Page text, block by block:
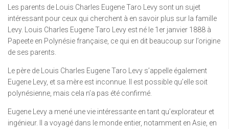
Les parents de Louis Charles Eugene Taro Levy sont un sujet
intéressant pour ceux qui cherchent à en savoir plus sur la famille
Levy. Louis Charles Eugene Taro Levy est né le 1er janvier 1888 à
Papeete en Polynésie française, ce qui en dit beaucoup sur l’origine
de ses parents.
Le père de Louis Charles Eugene Taro Levy s’appelle également
Eugene Levy, et sa mère est inconnue. Il est possible qu’elle soit
polynésienne, mais cela n’a pas été confirmé.
Eugene Levy a mené une vie intéressante en tant qu’explorateur et
ingénieur. Il a voyagé dans le monde entier, notamment en Asie, en